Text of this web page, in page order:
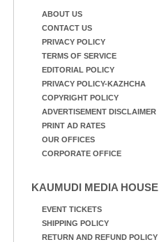
ABOUT US
CONTACT US
PRIVACY POLICY
TERMS OF SERVICE
EDITORIAL POLICY
PRIVACY POLICY-KAZHCHA
COPYRIGHT POLICY
ADVERTISEMENT DISCLAIMER
PRINT AD RATES
OUR OFFICES
CORPORATE OFFICE
KAUMUDI MEDIA HOUSE
EVENT TICKETS
SHIPPING POLICY
RETURN AND REFUND POLICY